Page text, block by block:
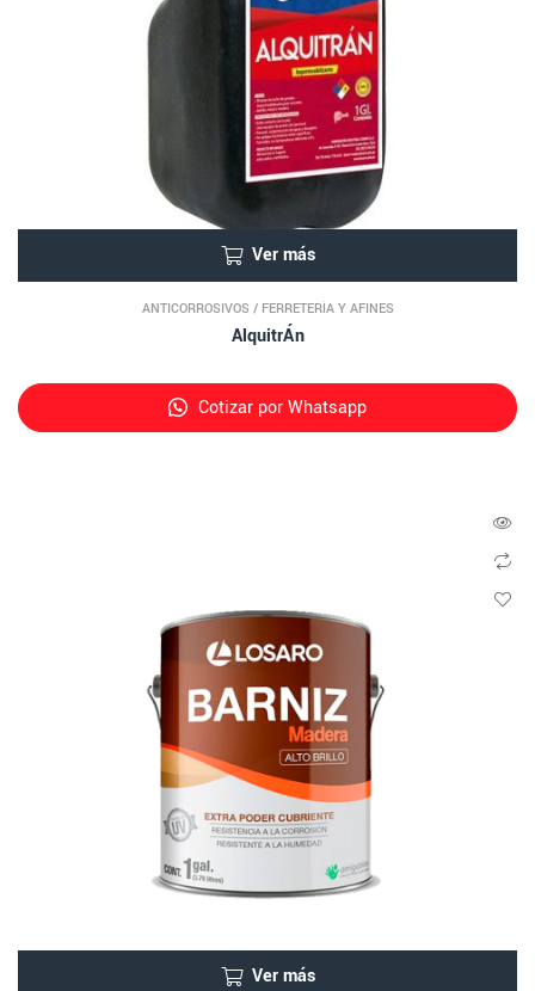
Ver más
ANTICORROSIVOS / FERRETERÍA Y AFINES
AlquitrÁn
Cotizar por Whatsapp
Ver más